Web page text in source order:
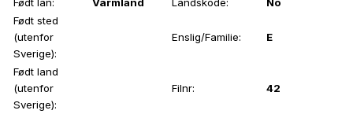
Født län:
Värmland Landskode:
No
Født sted
(utenfor
Sverige):
Enslig/Familie: E
Født land
(utenfor
Sverige):
Filnr: 42